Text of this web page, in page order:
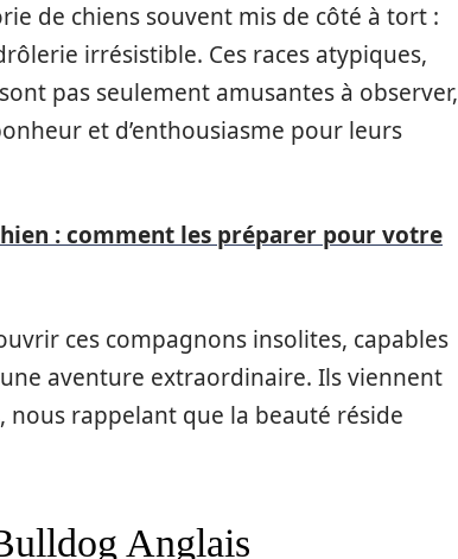
de chiens souvent mis de côté à tort :
irrésistible. Ces races atypiques,
pas seulement amusantes à observer,
et d’enthousiasme pour leurs
: comment les préparer pour votre
ces compagnons insolites, capables
aventure extraordinaire. Ils viennent
rappelant que la beauté réside
Anglais